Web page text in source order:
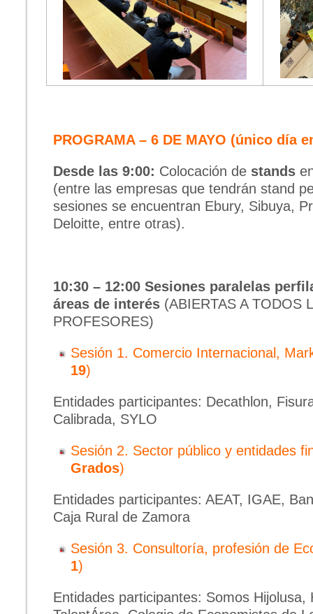
PROGRAMA – 6 DE MAYO (único día
Desde las 9:00: Colocación de stands
(entre las empresas que tendrán stand
sesiones se encuentran Ebury, Sibuya,
Deloitte, entre otras).
10:30 – 12:00 Sesiones paralelas
áreas de interés(ABIERTAS A TODOS
PROFESORES)
Sesión 1. Comercio Internacional,
19)
Entidades participantes: Decathlon,
Calibrada, SYLO
Sesión 2. Sector público y entidades
Grados)
Entidades participantes: AEAT, IGAE,
Caja Rural de Zamora
Sesión 3. Consultoría, profesión de
1)
Entidades participantes: Somos Hijolusa,